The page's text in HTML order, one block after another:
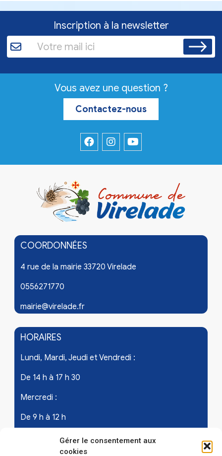
Gérer le consentement aux
cookies
Inscription à la newsletter
Vous avez une question ?
Contactez-nous
COORDONNÉES
4 rue de la mairie 33720 Virelade
0556271770
mairie@virelade.fr
HORAIRES
Lundi, Mardi, Jeudi et Vendredi :
De 14 h à 17 h 30
Mercredi :
De 9 h à 12 h
Samedi - les 1er et 3ème de chaque mois :